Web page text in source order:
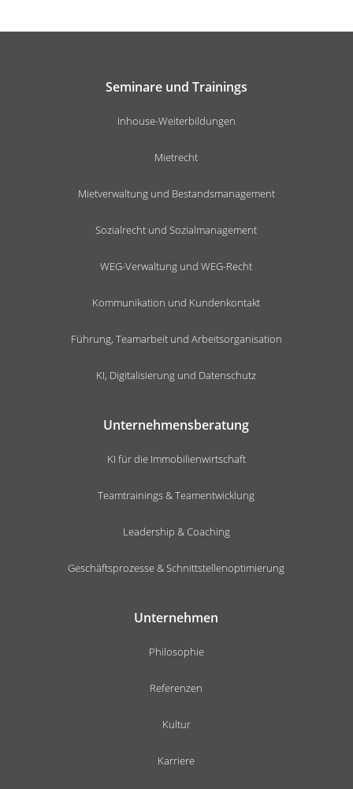
Seminare und Trainings
Inhouse-Weiterbildungen
Mietrecht
Mietverwaltung und Bestandsmanagement
Sozialrecht und Sozialmanagement
WEG-Verwaltung und WEG-Recht
Kommunikation und Kundenkontakt
Führung, Teamarbeit und Arbeitsorganisation
KI, Digitalisierung und Datenschutz
Unternehmensberatung
KI für die Immobilienwirtschaft
Teamtrainings & Teamentwicklung
Leadership & Coaching
Geschäftsprozesse & Schnittstellenoptimierung
Unternehmen
Philosophie
Referenzen
Kultur
Karriere